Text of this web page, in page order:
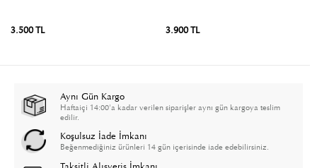
3.500 TL 3.900 TL
Aynı Gün Kargo
Haftaiçi 14:00'a kadar verilen siparişler aynı gün kargoya teslim
edilir.
Koşulsuz İade İmkanı
Beğenmediğiniz ürünleri 14 gün içerisinde iade edebilirsiniz.